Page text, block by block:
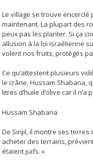
Le village se trouve encerclé
maintenant. La plupart des
peux pas les planter. Si ça
allusion à la loi israélienne
volent nos fruits, protégés
Ce qu’attestent plusieurs
le crâne, Hussam Shabana,
litres d’huile d’olive car il
Hussam Shabana
De Sinjil, il montre ses terres
acheter des terrains,
étaient juifs. »